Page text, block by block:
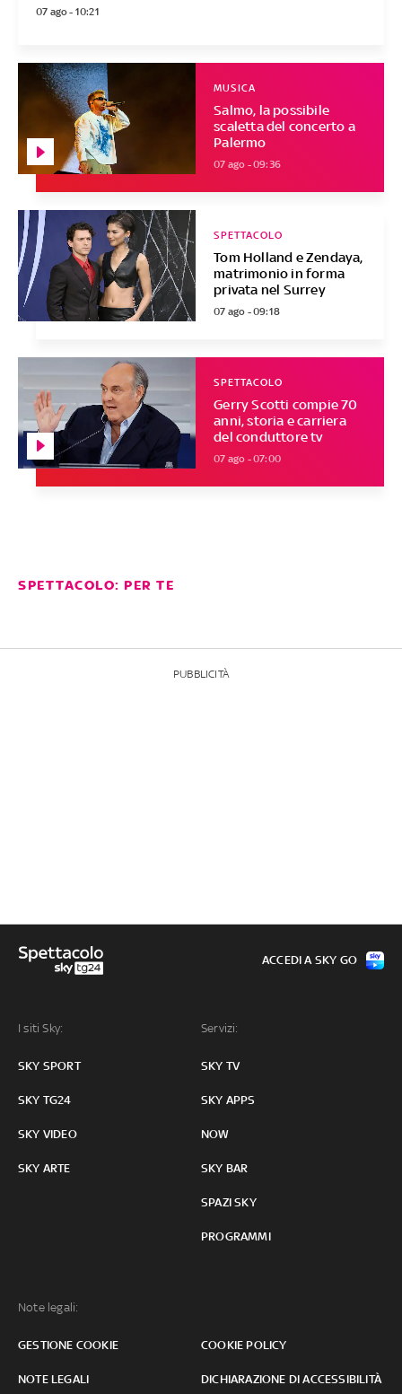
07 ago - 10:21
Salmo, la possibile
scaletta del concerto a
Palermo
MUSICA
07 ago - 09:36
Tom Holland e Zendaya,
matrimonio in forma
privata nel Surrey
SPETTACOLO
07 ago - 09:18
Gerry Scotti compie 70
anni, storia e carriera
del conduttore tv
SPETTACOLO
07 ago - 07:00
SPETTACOLO: PER TE
PUBBLICITÀ
I siti Sky:
SKY SPORT
SKY TG24
SKY VIDEO
SKY ARTE
Servizi:
SKY TV
SKY APPS
NOW
SKY BAR
SPAZI SKY
PROGRAMMI
Note legali:
GESTIONE COOKIE COOKIE POLICY
NOTE LEGALI DICHIARAZIONE DI ACCESSIBILITÀ
ACCEDI A SKY GO